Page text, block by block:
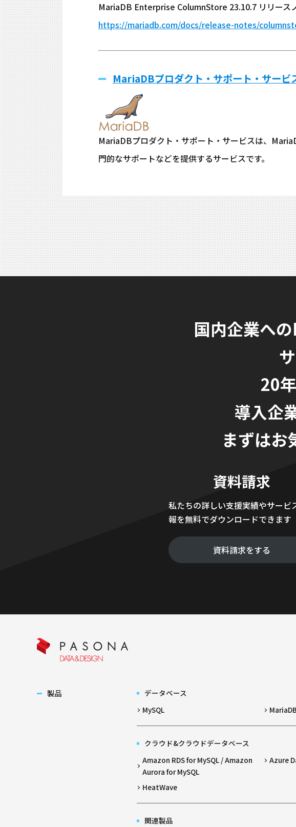
MariaDB Enterprise ColumnStore 23.10.7 リリース
https://mariadb.com/docs/release-notes/
MariaDBプロダクト・サポート・サービ
MariaDBプロダクト・サポート・サービスは、
門的なサポートなどを提供するサービスです。
国内企業へ
20
導入企
まずはお
資料請求
私たちの詳しい支援実績やサービ
報を無料でダウンロードできます
資料請求をする
製品
データベース
MySQL
MariaDB
クラウド&クラウドデータベース
Amazon RDS for MySQL / Amazon
Aurora for MySQL
Azure
HeatWave
関連製品